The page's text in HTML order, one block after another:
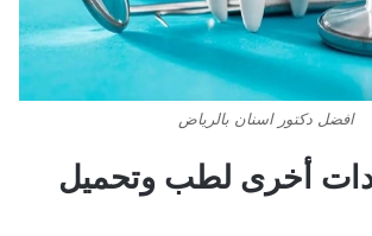
افضل دكتور اسنان بالرياض
أخرى لطب وتحميل